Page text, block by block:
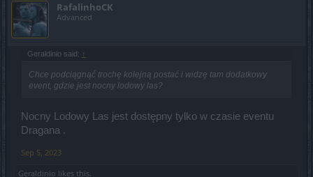
RafalinhoCK
Advanced
Geraldinio said: ↑
Chce podciągnąć trochę kolejną postać i widzę tam dodatkowy
event, gdzie jest nocny lodowy las?
Nocny Lodowy Las jest dostępny tylko w czasie eventu
Dragana .
Sep 5, 2023
Geraldinio likes this.